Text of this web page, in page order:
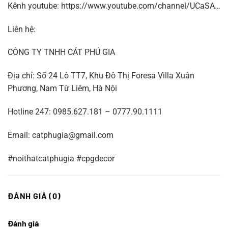
Kênh youtube: https://www.youtube.com/channel/UCaSA…
Liên hệ:
CÔNG TY TNHH CÁT PHÚ GIA
Địa chỉ: Số 24 Lô TT7, Khu Đô Thị Foresa Villa Xuân
Phương, Nam Từ Liêm, Hà Nội
Hotline 247: 0985.627.181 – 0777.90.1111
Email: catphugia@gmail.com
#noithatcatphugia #cpgdecor
ĐÁNH GIÁ (0)
Đánh giá